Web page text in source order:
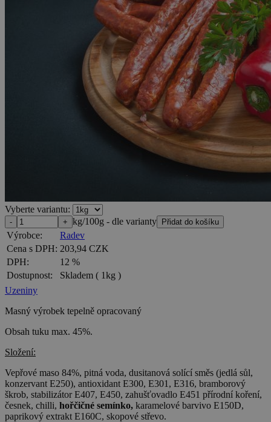
Vyberte variantu:
kg/100g - dle varianty
Výrobce:
Radev
Cena s DPH: 203,94 CZK
DPH:
12 %
Dostupnost:
Skladem ( 1kg )
Uzeniny
Masný výrobek tepelně opracovaný
Obsah tuku max. 45%.
Složení:
Vepřové maso 84%, pitná voda, dusitanová solící směs (jedlá sůl,
konzervant E250), antioxidant E300, E301, E316, bramborový
škrob, stabilizátor E407, E450, zahušťovadlo E451 přírodní koření,
česnek, chilli, hořčičné semínko, karamelové barvivo E150D,
paprikový extrakt E160C, skopové střevo.